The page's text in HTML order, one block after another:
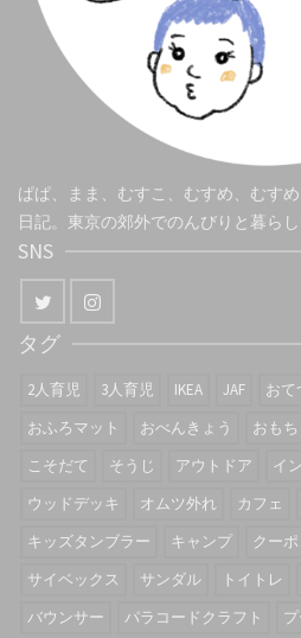
ぱぱ、まま、むすこ、むすめ、むす
日記。東京の郊外でのんびりと暮らし
SNS
タグ
2人育児 3人育児 IKEA JAF おて
おふろマット
おべんきょう おも
こそだて
そうじ アウトドア
イ
ウッドデッキ
オムツ外れ カフェ
キッズタンブラー
キャンプ クー
サイベックス
サンダル トイトレ
バウンサー
パラコードクラフト